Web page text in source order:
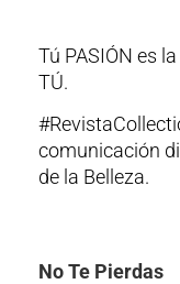
Tú PASIÓN es
TÚ.
comunicación
de la Belleza.
No Te Pierdas